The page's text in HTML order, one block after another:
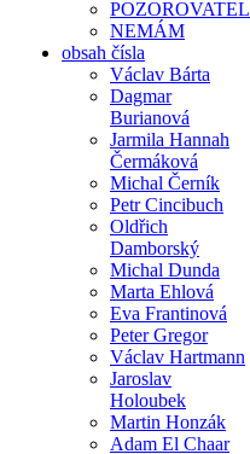
POZOROVATEL
NEMÁM
obsah čísla
Václav Bárta
Dagmar
Burianová
Jarmila Hannah
Čermáková
Michal Černík
Petr Cincibuch
Oldřich
Damborský
Michal Dunda
Marta Ehlová
Eva Frantinová
Peter Gregor
Václav Hartmann
Jaroslav
Holoubek
Martin Honzák
Adam El Chaar